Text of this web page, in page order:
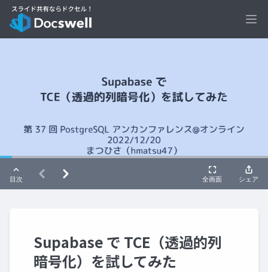
Supabase で TCE（透過的列
暗号化）を試してみた